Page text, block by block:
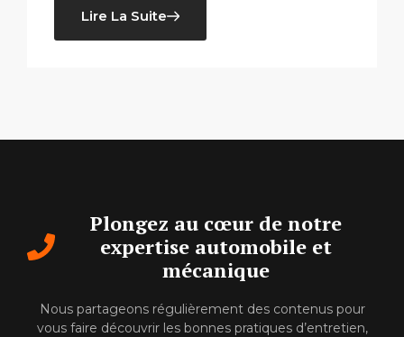
Lire La Suite
Plongez au cœur de notre
expertise automobile et
mécanique
Nous partageons régulièrement des contenus pour
vous faire découvrir les bonnes pratiques d’entretien,